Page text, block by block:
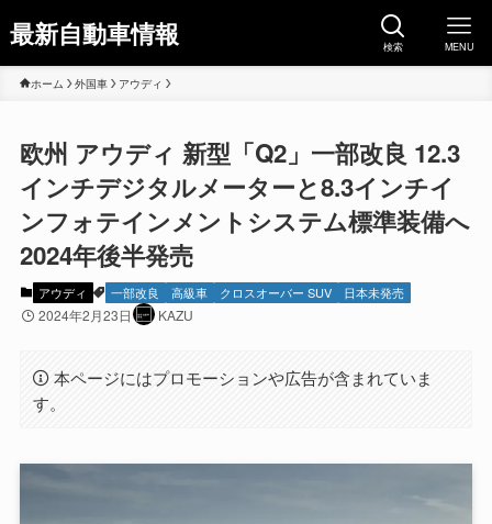
最新自動車情報 検索 MENU
ホーム 外国車 アウディ
欧州 アウディ 新型「Q2」一部改良 12.3
インチデジタルメーターと8.3インチイ
ンフォテインメントシステム標準装備へ
2024年後半発売
アウディ 一部改良 高級車 クロスオーバー SUV 日本未発売
2024年2月23日 KAZU
本ページにはプロモーションや広告が含まれていま
す。